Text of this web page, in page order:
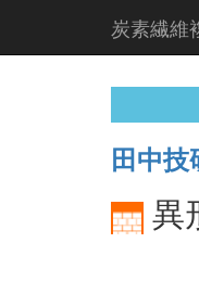
炭素繊維
田中技
異